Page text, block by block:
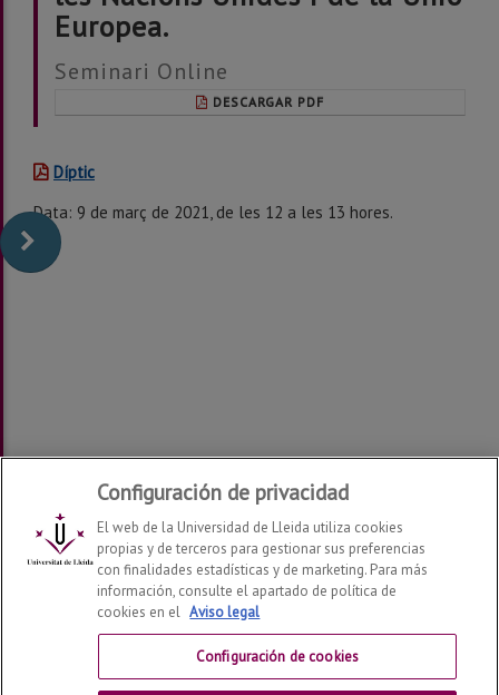
Europea.
Seminari Online
DESCARGAR PDF
Díptic
Data: 9 de març de 2021, de les 12 a les 13 hores.
Departamento de Derecho2026
Configuración de privacidad
El web de la Universidad de Lleida utiliza cookies
propias y de terceros para gestionar sus preferencias
con finalidades estadísticas y de marketing. Para más
información, consulte el apartado de política de
cookies en el Aviso legal
Configuración de cookies